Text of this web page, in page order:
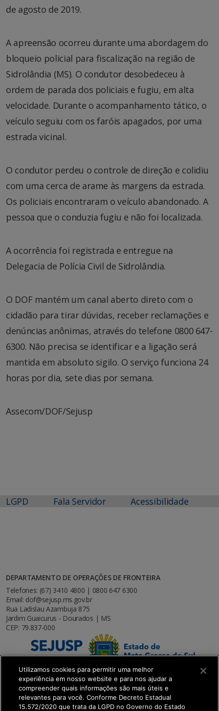
de agosto de 2019.
A apreensão ocorreu durante uma abordagem do
bloqueio policial para fiscalização na região de
Sidrolândia (MS). O condutor desobedeceu à
ordem de parada dos policiais e fugiu, em alta
velocidade. Durante o acompanhamento tático, o
veículo seguiu com os faróis apagados, por uma
estrada vicinal.
O condutor perdeu o controle de direção e colidiu
com uma cerca de arame às margens da estrada.
Os policiais encontraram o veículo abandonado. A
pessoa que o conduzia fugiu e não foi localizada.
A ocorrência foi registrada e entregue na
Delegacia de Polícia Civil de Sidrolândia.
O DOF mantém um canal aberto direto com o
cidadão para tirar dúvidas, receber reclamações e
denúncias anônimas, através do telefone 0800 647-
6300. Não precisa se identificar e a ligação será
mantida em absoluto sigilo. O serviço funciona 24
horas por dia, sete dias por semana.
Assecom/DOF/Sejusp
LGPD Fala Servidor Acessibilidade
DEPARTAMENTO DE OPERAÇÕES DE FRONTEIRA
Telefones: (67) 3410 4800 | 0800 647 6300
Email: dof@sejusp.ms.gov.br
Rua Ladislau Azambuja 875
Jardim Guaicurus - Dourados | MS
CEP: 79.837-000
Utilizamos cookies para permitir uma melhor
experiência em nosso website e para nos ajudar a
compreender quais informações são mais úteis e
relevantes para você. Conforme Decreto Estadual
15.572/2020 que trata da LGPD no Governo do Estado